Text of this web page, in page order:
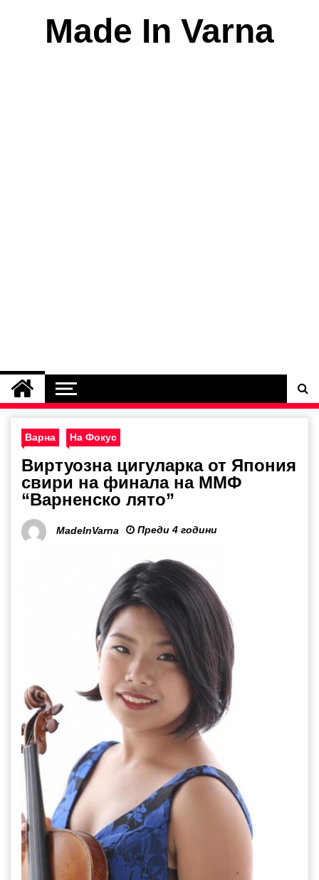
Made In Varna
Варна На Фокус
Виртуозна цигуларка от Япония
свири на финала на ММФ
“Варненско лято”
MadeInVarna Преди 4 години